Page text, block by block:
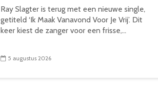
Ray Slagter is terug met een nieuwe single,
getiteld ‘Ik Maak Vanavond Voor Je Vrij’. Dit
keer kiest de zanger voor een frisse,...
5 augustus 2026